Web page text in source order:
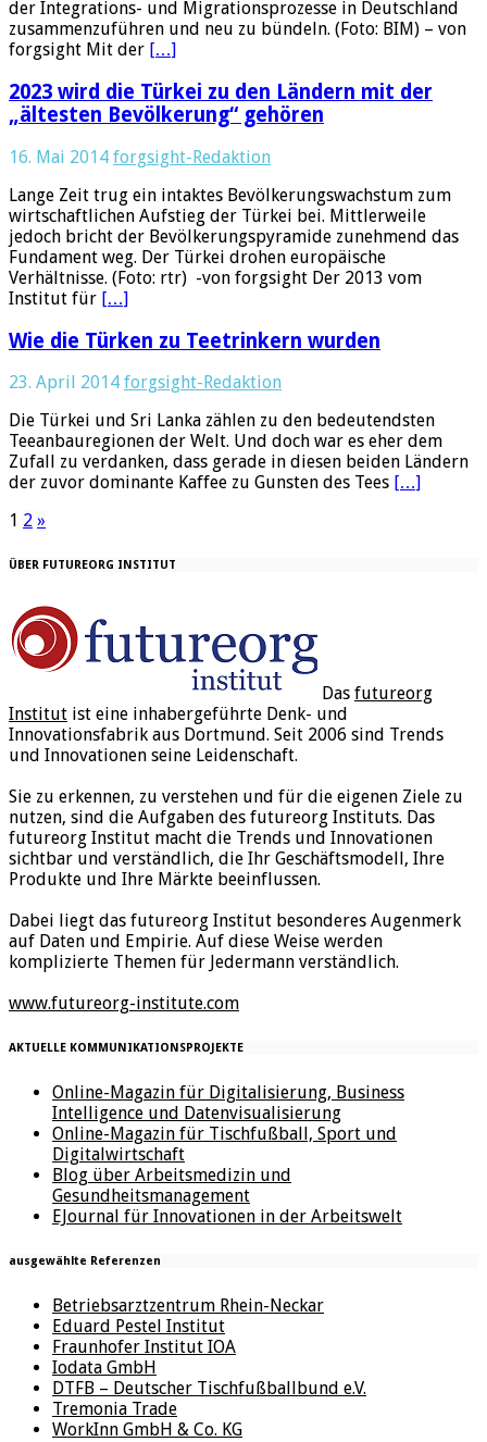
der Integrations- und Migrationsprozesse in Deutschland
zusammenzuführen und neu zu bündeln. (Foto: BIM) – von
forgsight Mit der […]
2023 wird die Türkei zu den Ländern mit der
„ältesten Bevölkerung“ gehören
16. Mai 2014 forgsight-Redaktion
Lange Zeit trug ein intaktes Bevölkerungswachstum zum
wirtschaftlichen Aufstieg der Türkei bei. Mittlerweile
jedoch bricht der Bevölkerungspyramide zunehmend das
Fundament weg. Der Türkei drohen europäische
Verhältnisse. (Foto: rtr) -von forgsight Der 2013 vom
Institut für […]
Wie die Türken zu Teetrinkern wurden
23. April 2014 forgsight-Redaktion
Die Türkei und Sri Lanka zählen zu den bedeutendsten
Teeanbauregionen der Welt. Und doch war es eher dem
Zufall zu verdanken, dass gerade in diesen beiden Ländern
der zuvor dominante Kaffee zu Gunsten des Tees […]
1 2 »
ÜBER FUTUREORG INSTITUT
Das futureorg
Institut ist eine inhabergeführte Denk- und
Innovationsfabrik aus Dortmund. Seit 2006 sind Trends
und Innovationen seine Leidenschaft.
Sie zu erkennen, zu verstehen und für die eigenen Ziele zu
nutzen, sind die Aufgaben des futureorg Instituts. Das
futureorg Institut macht die Trends und Innovationen
sichtbar und verständlich, die Ihr Geschäftsmodell, Ihre
Produkte und Ihre Märkte beeinflussen.
Dabei liegt das futureorg Institut besonderes Augenmerk
auf Daten und Empirie. Auf diese Weise werden
komplizierte Themen für Jedermann verständlich.
www.futureorg-institute.com
AKTUELLE KOMMUNIKATIONSPROJEKTE
Online-Magazin für Digitalisierung, Business
Intelligence und Datenvisualisierung
Online-Magazin für Tischfußball, Sport und
Digitalwirtschaft
Blog über Arbeitsmedizin und
Gesundheitsmanagement
EJournal für Innovationen in der Arbeitswelt
ausgewählte Referenzen
Betriebsarztzentrum Rhein-Neckar
Eduard Pestel Institut
Fraunhofer Institut IOA
Iodata GmbH
DTFB – Deutscher Tischfußballbund e.V.
Tremonia Trade
WorkInn GmbH & Co. KG